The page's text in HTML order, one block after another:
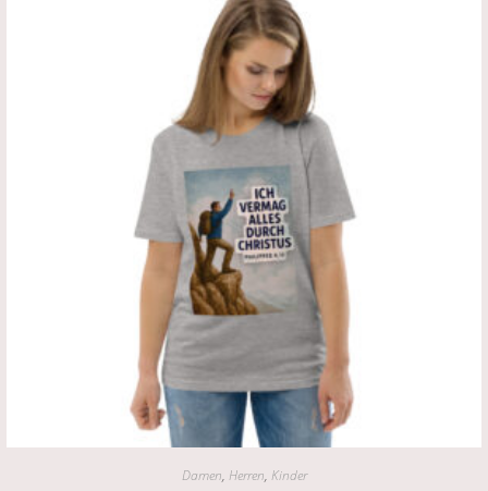
Damen, Herren, Kinder